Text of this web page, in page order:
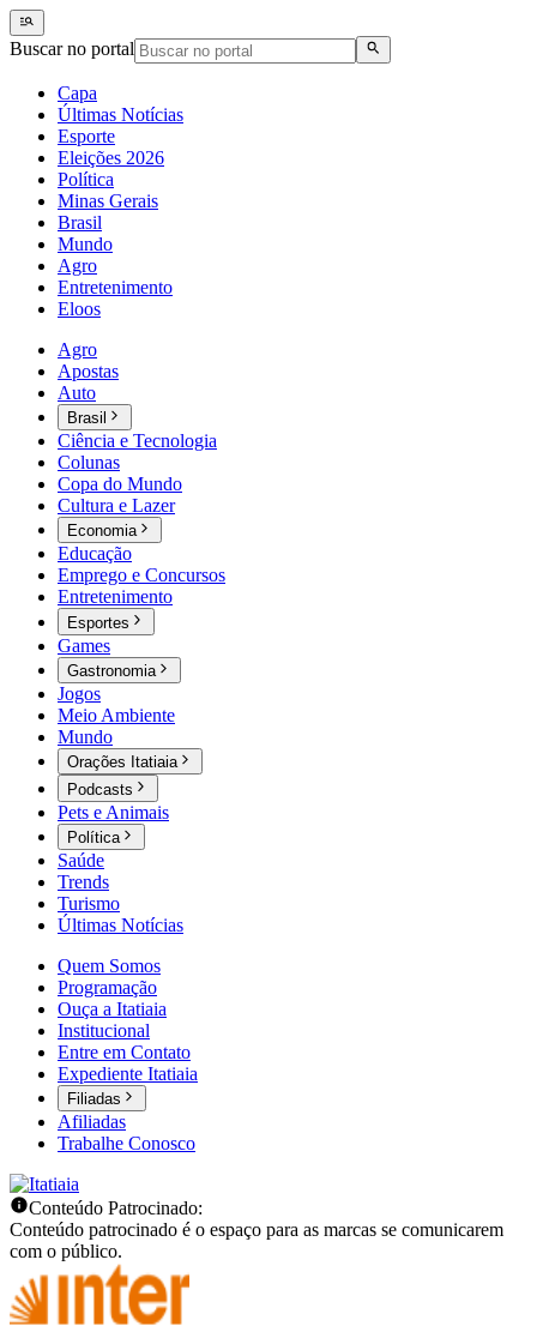
Buscar no portal
Capa
Últimas Notícias
Esporte
Eleições 2026
Política
Minas Gerais
Brasil
Mundo
Agro
Entretenimento
Eloos
Agro
Apostas
Auto
Brasil
Ciência e Tecnologia
Colunas
Copa do Mundo
Cultura e Lazer
Economia
Educação
Emprego e Concursos
Entretenimento
Esportes
Games
Gastronomia
Jogos
Meio Ambiente
Mundo
Orações Itatiaia
Podcasts
Pets e Animais
Política
Saúde
Trends
Turismo
Últimas Notícias
Quem Somos
Programação
Ouça a Itatiaia
Institucional
Entre em Contato
Expediente Itatiaia
Filiadas
Afiliadas
Trabalhe Conosco
Conteúdo Patrocinado:
Conteúdo patrocinado é o espaço para as marcas se comunicarem
com o público.